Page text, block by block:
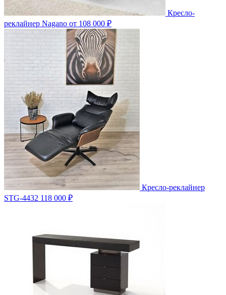
Кресло-
реклайнер Nagano от 108 000 ₽
Кресло-реклайнер
STG-4432 118 000 ₽